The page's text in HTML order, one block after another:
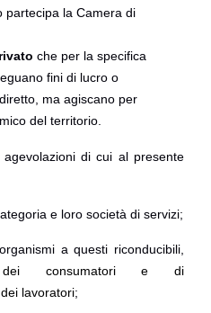
partecipa la Camera di
che per la specifica
fini di lucro o
ma agiscano per
del territorio.
agevolazioni di cui al presente
e loro società di servizi;
a questi riconducibili,
dei consumatori e di
lavoratori;